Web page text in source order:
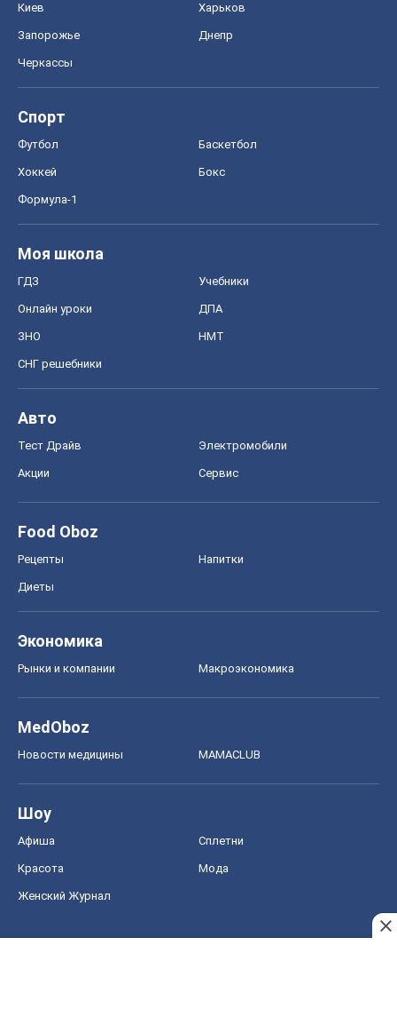
Киев Харьков
Запорожье Днепр
Черкассы
Спорт
Футбол Баскетбол
Хоккей Бокс
Формула-1
Моя школа
ГДЗ Учебники
Онлайн уроки ДПА
ЗНО НМТ
СНГ решебники
Авто
Тест Драйв Электромобили
Акции Сервис
Food Oboz
Рецепты Напитки
Диеты
Экономика
Рынки и компании Mакроэкономика
MedOboz
Новости медицины MAMACLUB
Шоу
Афиша Сплетни
Красота Мода
Женский Журнал